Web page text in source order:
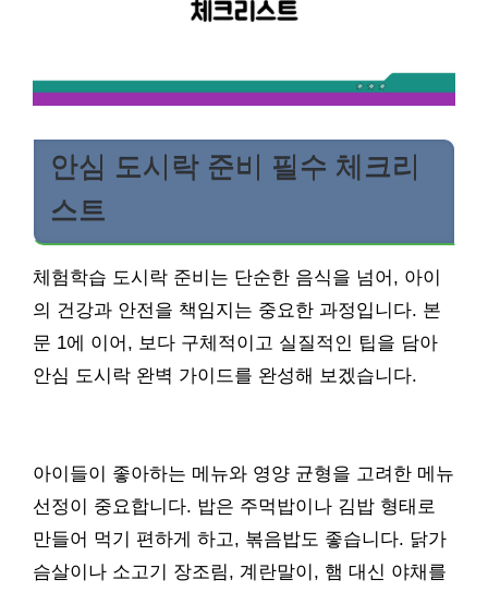
안심 도시락 준비 필수 체크리
스트
체험학습 도시락 준비는 단순한 음식을 넘어, 아이
의 건강과 안전을 책임지는 중요한 과정입니다. 본
문 1에 이어, 보다 구체적이고 실질적인 팁을 담아
안심 도시락 완벽 가이드를 완성해 보겠습니다.
아이들이 좋아하는 메뉴와 영양 균형을 고려한 메뉴
선정이 중요합니다. 밥은 주먹밥이나 김밥 형태로
만들어 먹기 편하게 하고, 볶음밥도 좋습니다. 닭가
슴살이나 소고기 장조림, 계란말이, 햄 대신 야채를